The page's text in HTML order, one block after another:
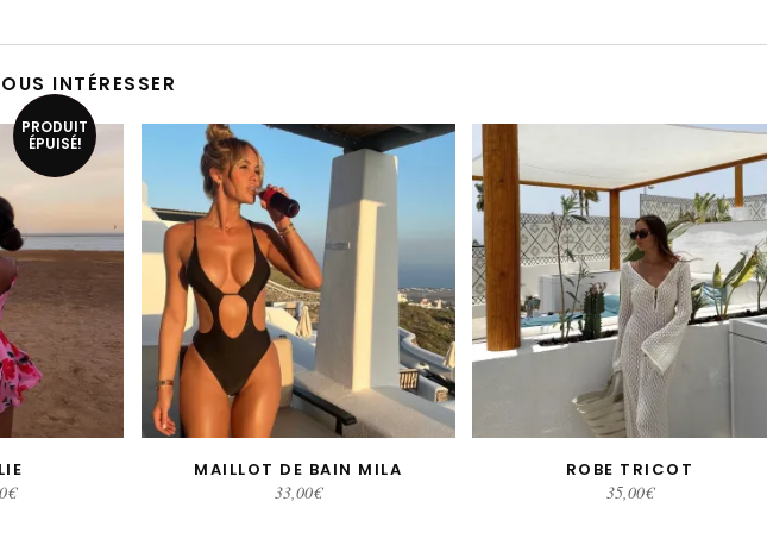
INTÉRESSER
SOLDÉ!
PRODUIT
ÉPUISÉ!
Ce produit a plusieurs variations. Les options peuvent être choisies sur la page du produit
€Le
CHOIX DES OPTIONS
Ce produit a plusieurs variations. Les options peuvent être choisies sur la page du produit
MAILLOT DE BAIN MILA
33,00€
CHOIX DES OPTIONS
ROBE TRICOT
35,00€